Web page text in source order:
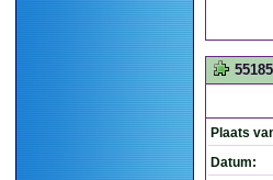
Plaats
Datum: